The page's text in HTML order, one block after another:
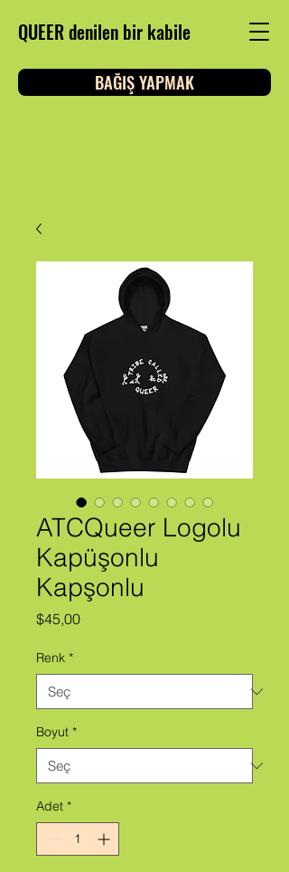
QUEER denilen bir kabile
BAĞIŞ YAPMAK
ATCQueer Logolu
Kapüşonlu
Kapşonlu
$45,00Fiyat
Renk *
Boyut *
Adet *